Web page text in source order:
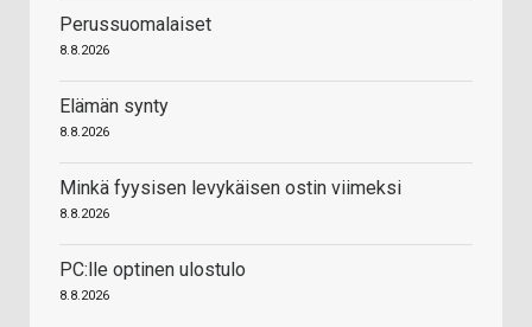
Perussuomalaiset
8.8.2026
Elämän synty
8.8.2026
Minkä fyysisen levykäisen ostin viimeksi
8.8.2026
PC:lle optinen ulostulo
8.8.2026